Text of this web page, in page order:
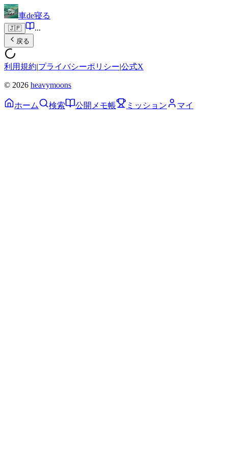
車de寝る
🇯🇵 ...
戻る
利用規約|プライバシーポリシー|公式X
© 2026 heavymoons
ホーム 検索 公開メモ帳 ミッション マイ